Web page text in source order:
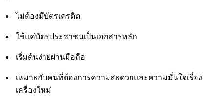
ไม่ต้องมีบัตรเครดิต
ใช้แค่บัตรประชาชนเป็นเอกสารหลัก
เริ่มต้นง่ายผ่านมือถือ
เหมาะกับคนที่ต้องการความสะดวกและความมั่นใจเรื่อง
เครื่องใหม่